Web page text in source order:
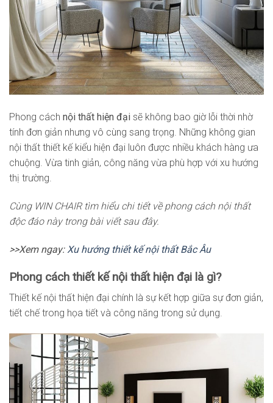
Phong cách nội thất hiện đại sẽ không bao giờ lỗi thời nhờ
tính đơn giản nhưng vô cùng sang trọng. Những không gian
nội thất thiết kế kiểu hiện đại luôn được nhiều khách hàng ưa
chuộng. Vừa tinh giản, công năng vừa phù hợp với xu hướng
thị trường.
Cùng WIN CHAIR tìm hiểu chi tiết về phong cách nội thất
độc đáo này trong bài viết sau đây.
>>Xem ngay: Xu hướng thiết kế nội thất BắcÂu
Phong cách thiết kế nội thất hiện đại là gì?
Thiết kế nội thất hiện đại chính là sự kết hợp giữa sự đơn giản,
tiết chế trong họa tiết và công năng trong sử dụng.